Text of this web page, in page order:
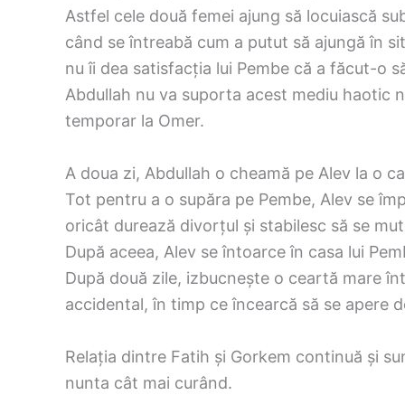
Astfel cele două femei ajung să locuiască
când se întreabă cum a putut să ajungă în
nu îi dea satisfacția lui Pembe că a făcut-o
Abdullah nu va suporta acest mediu haotic
temporar la Omer.
A doua zi, Abdullah o cheamă pe Alev la o
Tot pentru a o supăra pe Pembe, Alev se
oricât durează divorțul și stabilesc să se
După aceea, Alev se întoarce în casa lui
După două zile, izbucnește o ceartă mare
accidental, în timp ce încearcă să se apere
Relația dintre Fatih și Gorkem continuă și
nunta cât mai curând.